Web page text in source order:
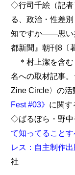
◇行司千絵（記
る、政治・性差
知ですか――思い
都新聞』朝刊8〔
＊村上潔を含む
名への取材記事
Zine Circle〉の活
Fest #03》 に関す
◇ばるぼら・野
て知ってること
レス：自主制作
社